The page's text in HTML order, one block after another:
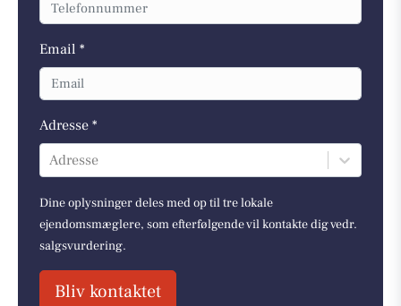
Email *
Adresse *
Adresse
Dine oplysninger deles med op til tre lokale
ejendomsmæglere, som efterfølgende vil kontakte dig vedr.
salgsvurdering.
Bliv kontaktet